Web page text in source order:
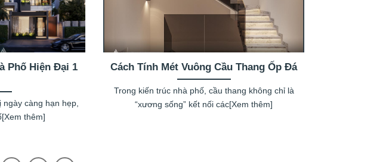
Phố Hiện Đại 1
càng hạn hẹp,
thêm]
Cách Tính Mét Vuông Cầu Thang Ốp Đá
Trong kiến trúc nhà phố, cầu thang không chỉ là
“xương sống” kết nối các[Xem thêm]